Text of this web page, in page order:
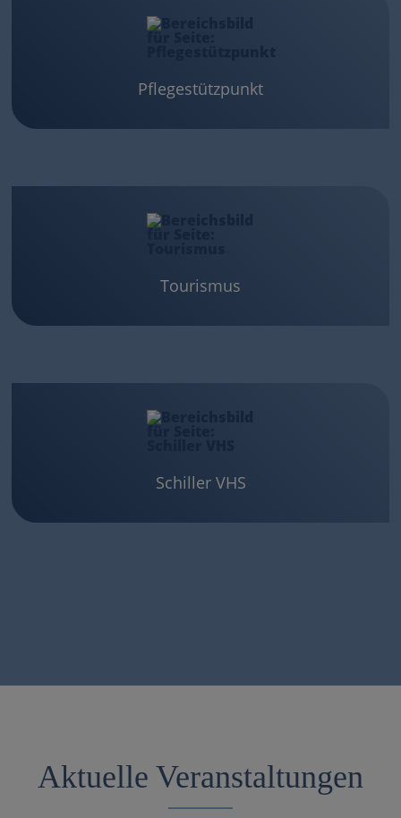
Pflegestützpunkt
Tourismus
Schiller VHS
Aktuelle Veranstaltungen